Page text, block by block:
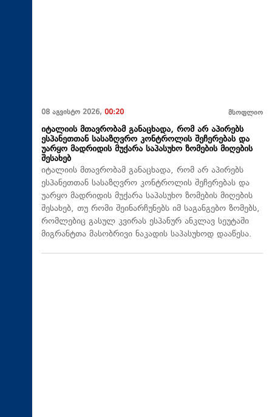
08 აგვისტო 2026, 00:20 მსოფლიო
იტალიის მთავრობამ განაცხადა, რომ არ აპირებს
ესპანეთთან სასაზღვრო კონტროლის შეჩერებას და
უარყო მადრიდის მუქარა საპასუხო ზომების მიღების
შესახებ
იტალიის მთავრობამ განაცხადა, რომ არ აპირებს
ესპანეთთან სასაზღვრო კონტროლის შეჩერებას და
უარყო მადრიდის მუქარა საპასუხო ზომების მიღების
შესახებ, თუ რომი შეინარჩუნებს იმ საგანგებო ზომებს,
რომლებიც გასულ კვირას ესპანურ ანკლავ სეუტაში
მიგრანტთა მასობრივი ნაკადის საპასუხოდ დააწესა.